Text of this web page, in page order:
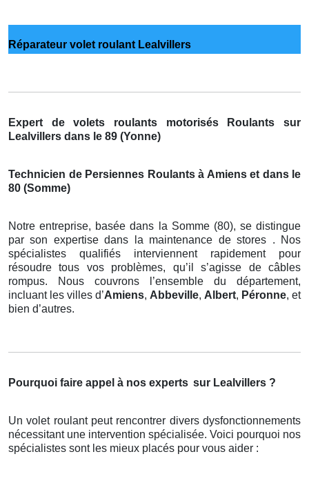
Réparateur volet roulant Lealvillers
Expert de volets roulants motorisés Roulants sur
Lealvillers dans le 89 (Yonne)
Technicien de Persiennes Roulants à Amiens et dans le
80 (Somme)
Notre entreprise, basée dans la Somme (80), se distingue
par son expertise dans la maintenance de stores . Nos
spécialistes qualifiés interviennent rapidement pour
résoudre tous vos problèmes, qu’il s’agisse de câbles
rompus. Nous couvrons l’ensemble du département,
incluant les villes d’Amiens, Abbeville, Albert, Péronne, et
bien d’autres.
Pourquoi faire appel à nos experts sur Lealvillers ?
Un volet roulant peut rencontrer divers dysfonctionnements
nécessitant une intervention spécialisée. Voici pourquoi nos
spécialistes sont les mieux placés pour vous aider :